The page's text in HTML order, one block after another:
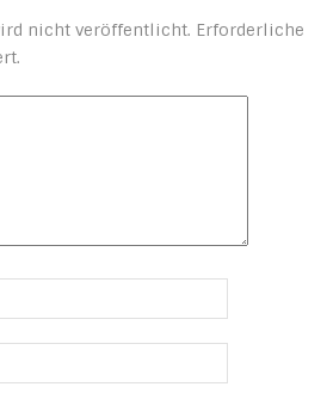
nicht veröffentlicht. Erforderliche